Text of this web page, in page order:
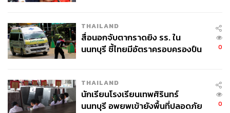
งาน THAILAND
สื่อนอกจับตากราดยิง รร. ใน
นนทบุรี ชี้ไทยมีอัตราครอบครองปืน
0
THAILAND
นักเรียนโรงเรียนเทพศิรินทร์
นนทบุรี อพยพเข้ายังพื้นที่ปลอดภัย
0